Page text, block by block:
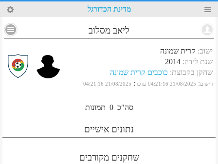
96 מדינת הכדורגל
ליאב מסלוב
ישוב: קרית שמונה
שנת לידה:
2014
שחקן בקבוצת: כוכבים קרית שמונה
רישום:
21/08/2025 04:21:16 עדכון:
21/08/2025 04:21:16
סה"כ 0 תמונות
נתונים אישיים
שחקנים מקורבים